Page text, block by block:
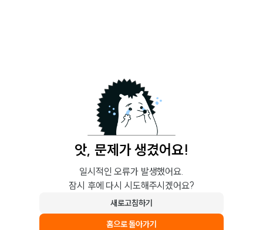
앗, 문제가 생겼어요!
일시적인 오류가 발생했어요.
잠시 후에 다시 시도해주시겠어요?
새로고침하기
홈으로 돌아가기